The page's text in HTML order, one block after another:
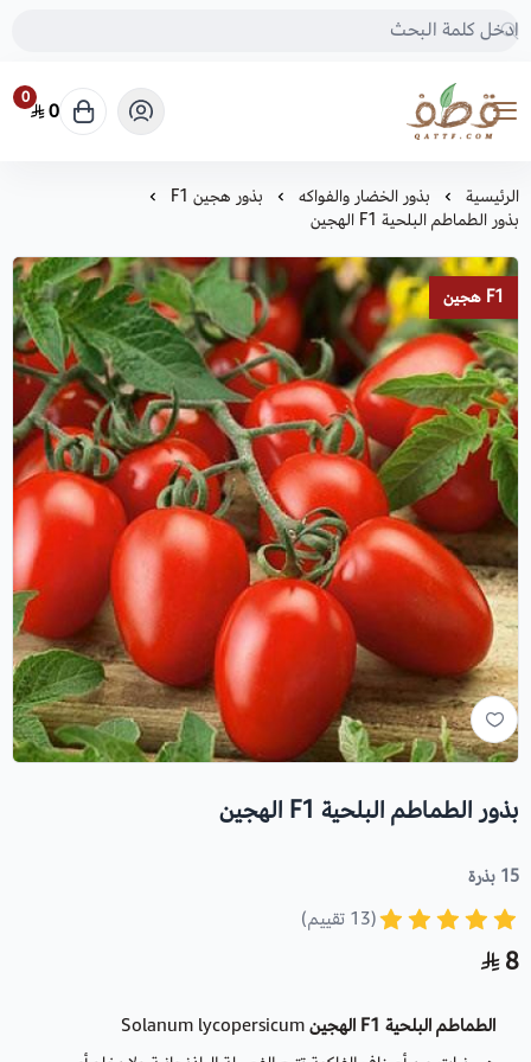
متجر قطف للبذور
0
0
الرئيسية بذور الخضار والفواكه
بذور هجين F1
بذور الطماطم البلحية F1 الهجين
F1 هجين
بذور الطماطم البلحية F1 الهجين
15 بذرة
(13 تقييم)
8
الطماطم البلحية F1 الهجين
Solanum lycopersicum